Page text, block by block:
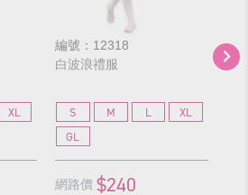
XL
編號：12318
白波浪禮服
S M L
XL
GL
網路價 $240
編
白